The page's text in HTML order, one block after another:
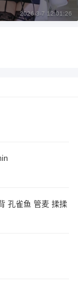
2026-3-7 12:01:26
孔雀鱼 管麦 揉揉
提升权
6位以上